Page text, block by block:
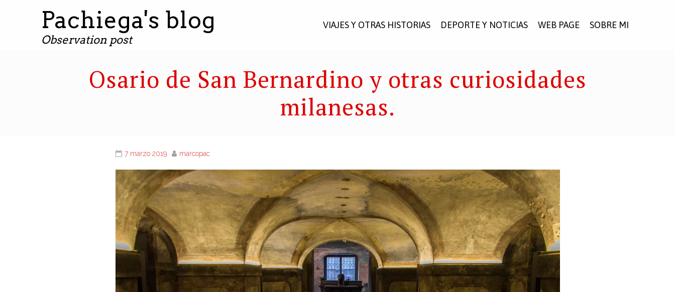
Pachiega's blog
Observation post
VIAJES Y OTRAS HISTORIAS DEPORTE Y NOTICIAS WEB PAGE SOBRE MI
Osario de San Bernardino y otras curiosidades
milanesas.
7 marzo 2019 marcopac